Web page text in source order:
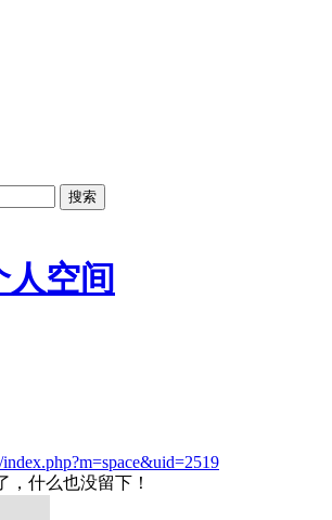
搜索
空间
，什么也没留下！